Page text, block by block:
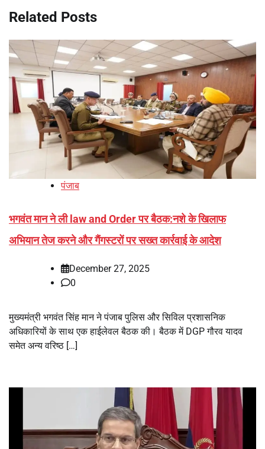
Related Posts
पंजाब
भगवंत मान ने ली law and Order पर बैठक:नशे के खिलाफ
अभियान तेज करने और गैंगस्टरों पर सख्त कार्रवाई के आदेश
December 27, 2025
0
मुख्यमंत्री भगवंत सिंह मान ने पंजाब पुलिस और सिविल प्रशासनिक
अधिकारियों के साथ एक हाईलेवल बैठक की। बैठक में DGP गौरव यादव
समेत अन्य वरिष्ठ […]